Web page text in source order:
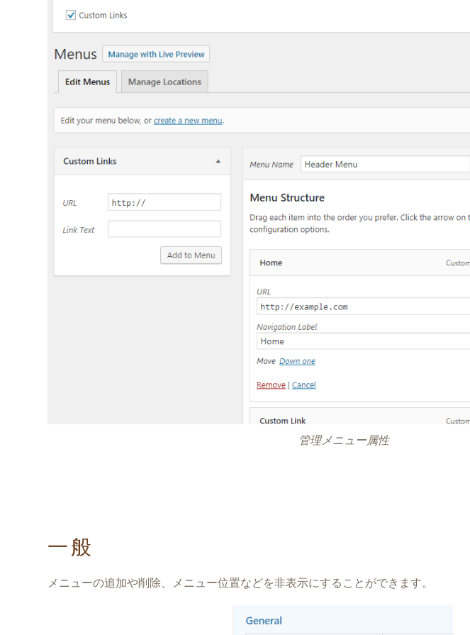
管理メニュー属性
一般
メニューの追加や削除、メニュー位置などを非表示にすることができます。